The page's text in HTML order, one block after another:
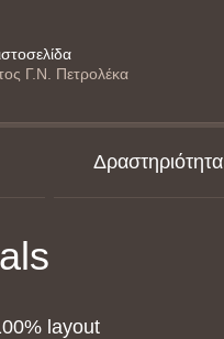
Γ.Ν. Πετρολέκα
Δραστηριότητα
layout